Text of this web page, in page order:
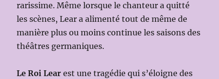
rarissime. Même lorsque le chanteur a quitté
les scènes, Lear a alimenté tout de même de
manière plus ou moins continue les saisons des
théâtres germaniques.
Le Roi Lear est une tragédie qui s’éloigne des